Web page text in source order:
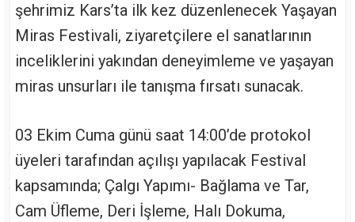
şehrimiz Kars’ta ilk kez düzenlenecek Yaşayan
Miras Festivali, ziyaretçilere el sanatlarının
inceliklerini yakından deneyimleme ve yaşayan
miras unsurları ile tanışma fırsatı sunacak.
03 Ekim Cuma günü saat 14:00’de protokol
üyeleri tarafından açılışı yapılacak Festival
kapsamında; Çalgı Yapımı- Bağlama ve Tar,
Cam Üfleme, Deri İşleme, Halı Dokuma,